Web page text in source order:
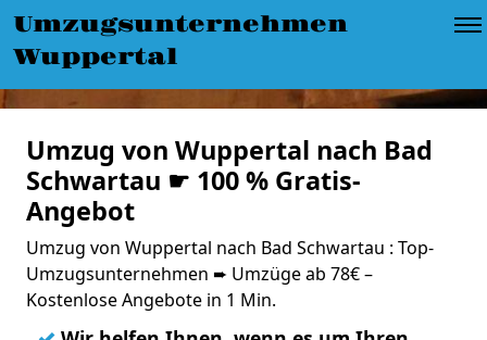
Umzugsunternehmen
Wuppertal
Umzug von Wuppertal nach Bad
Schwartau ☛ 100 % Gratis-
Angebot
Umzug von Wuppertal nach Bad Schwartau : Top-
Umzugsunternehmen ➨ Umzüge ab 78€ –
Kostenlose Angebote in 1 Min.